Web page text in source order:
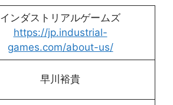
インダストリアルゲームズ
https://jp.industrial-
games.com/about-us/
早川裕貴